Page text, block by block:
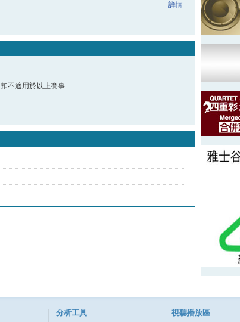
詳情...
不適用於以上賽事
分析工具 視聽播放區